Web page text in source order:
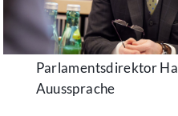
Parlamentsdirektor
Auussprache